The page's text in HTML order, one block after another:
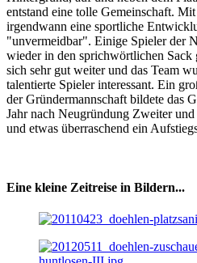
entstand eine tolle Gemeinschaft. Mit
irgendwann eine sportliche
"unvermeidbar". Einige Spieler der
wieder in den sprichwörtlichen Sack
sich sehr gut weiter und das Team
talentierte Spieler interessant. Ein
der Gründermannschaft bildete das
Jahr nach Neugründung Zweiter
und etwas überraschend ein
Eine kleine Zeitreise in Bildern...